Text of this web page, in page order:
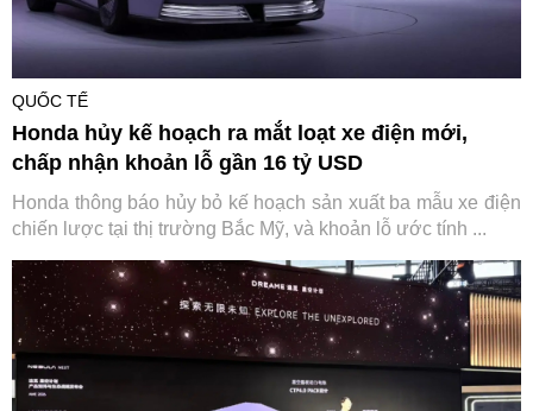
QUỐC TẾ
Honda hủy kế hoạch ra mắt loạt xe điện mới,
chấp nhận khoản lỗ gần 16 tỷ USD
Honda thông báo hủy bỏ kế hoạch sản xuất ba mẫu xe điện
chiến lược tại thị trường Bắc Mỹ, và khoản lỗ ước tính ...